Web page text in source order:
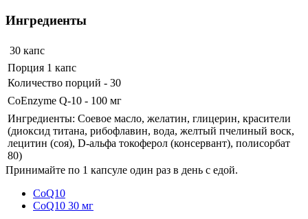
Ингредиенты
30 капс
Порция 1 капс
Количество порций - 30
CoEnzyme Q-10 - 100 мг
Ингредиенты: Соевое масло, желатин, глицерин, красители
(диоксид титана, рибофлавин, вода, желтый пчелиный воск,
лецитин (соя), D-альфа токоферол (консервант), полисорбат
80)
Принимайте по 1 капсуле один раз в день с едой.
CoQ10
CoQ10 30 мг